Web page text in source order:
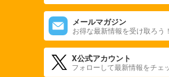
メールマガジン
お得な最新情報を受け取ろう！
X公式アカウント
フォローして最新情報をチェ